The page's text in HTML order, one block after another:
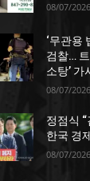
08/07/2026
‘무관용
검찰…
소탕’ 가
08/07/2026
정점식
한국 경
08/07/2026